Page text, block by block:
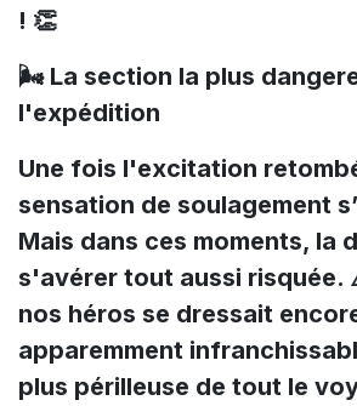
! 👏
🌬️ La section la plus
l'expédition
Une fois l'excitation
sensation de soulagement
Mais dans ces moments, la
s'avérer tout aussi risquée.
nos héros se dressait
apparemment
plus périlleuse de tout le